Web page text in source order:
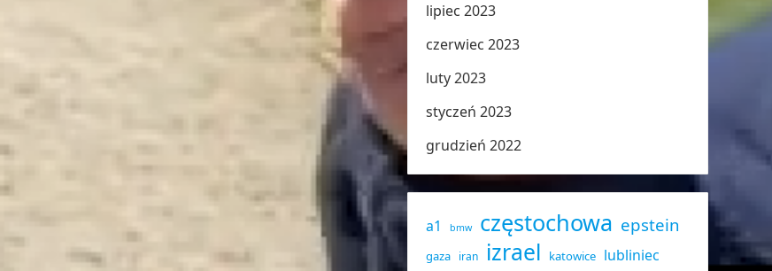
lipiec 2023
czerwiec 2023
luty 2023
styczeń 2023
grudzień 2022
a1 bmw częstochowa epstein
gaza iran izrael katowice lubliniec